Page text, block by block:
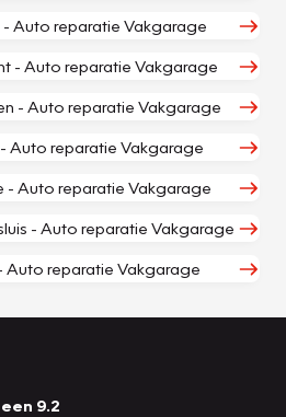
Auto reparatie Vakgarage
- Auto reparatie Vakgarage
- Auto reparatie Vakgarage
Auto reparatie Vakgarage
- Auto reparatie Vakgarage
- Auto reparatie Vakgarage
reparatie Vakgarage
9.2